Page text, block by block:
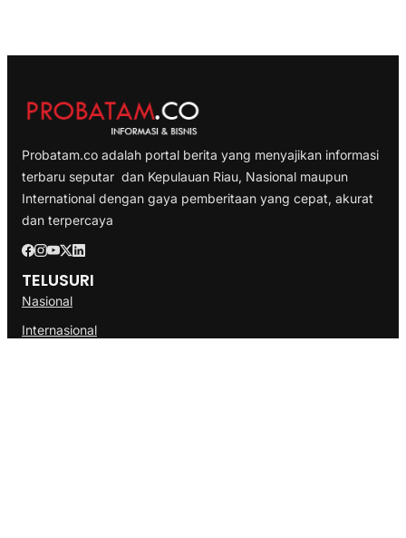
Probatam.co adalah portal berita yang menyajikan informasi
terbaru seputar dan Kepulauan Riau, Nasional maupun
International dengan gaya pemberitaan yang cepat, akurat
dan terpercaya
TELUSURI
Nasional
Internasional